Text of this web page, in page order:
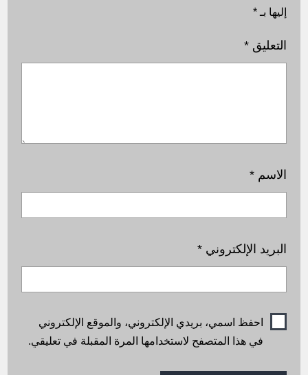
إليها بـ*
التعليق*
الاسم*
البريد الإلكتروني*
احفظ اسمي، بريدي الإلكتروني، والموقع الإلكتروني
في هذا المتصفح لاستخدامها المرة المقبلة في تعليقي.